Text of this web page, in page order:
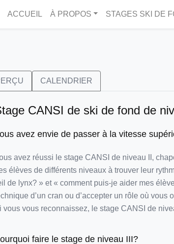
ACCUEIL À PROPOS STAGES SKI DE
CALENDRIER
CANSI de ski de fond de
avez envie de passer à la vitesse
avez réussi le stage CANSI de niveau II,
élèves de différents niveaux à trouver leur
de lynx? » et « comment puis-je aider mes
d’un cran ou d’accepter un rôle où vous
vous vous reconnaissez, le stage CANSI de
faire le stage de niveau III?